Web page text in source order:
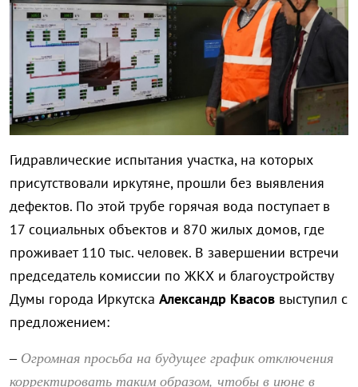
Гидравлические испытания участка, на которых
присутствовали иркутяне, прошли без выявления
дефектов. По этой трубе горячая вода поступает в
17 социальных объектов и 870 жилых домов, где
проживает 110 тыс. человек. В завершении встречи
председатель комиссии по ЖКХ и благоустройству
Думы города Иркутска Александр Квасов выступил с
предложением:
– Огромная просьба на будущее график отключения
корректировать таким образом, чтобы в июне в